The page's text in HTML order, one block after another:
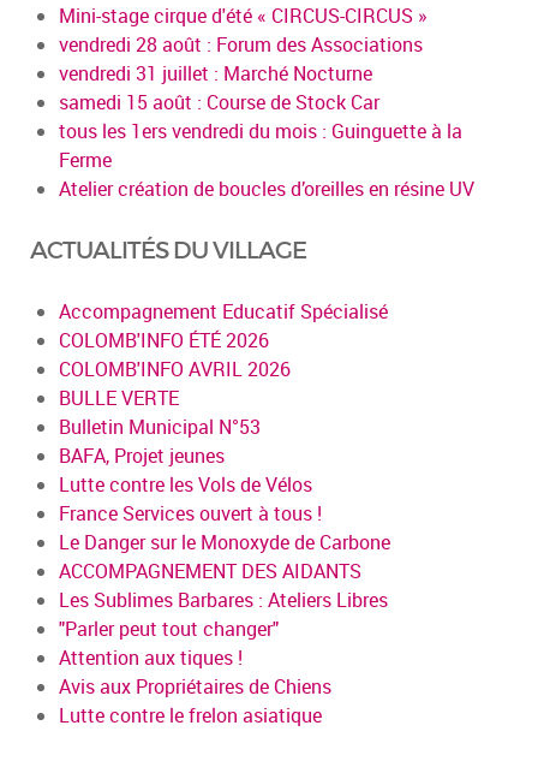
Mini-stage cirque d'été « CIRCUS-CIRCUS »
vendredi 28 août : Forum des Associations
vendredi 31 juillet : Marché Nocturne
samedi 15 août : Course de Stock Car
tous les 1ers vendredi du mois : Guinguette à la
Ferme
Atelier création de boucles d’oreilles en résine UV
ACTUALITÉS DU VILLAGE
Accompagnement Educatif Spécialisé
COLOMB'INFO ÉTÉ 2026
COLOMB'INFO AVRIL 2026
BULLE VERTE
Bulletin Municipal N°53
BAFA, Projet jeunes
Lutte contre les Vols de Vélos
France Services ouvert à tous !
Le Danger sur le Monoxyde de Carbone
ACCOMPAGNEMENT DES AIDANTS
Les Sublimes Barbares : Ateliers Libres
"Parler peut tout changer"
Attention aux tiques !
Avis aux Propriétaires de Chiens
Lutte contre le frelon asiatique